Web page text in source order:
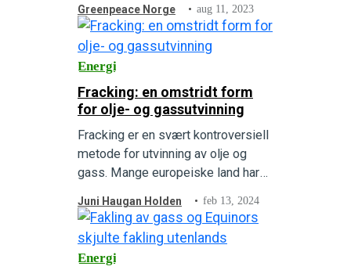
fossile brensler.
Greenpeace Norge aug 11, 2023
Energi
Fracking: en omstridt form
for olje- og gassutvinning
Fracking er en svært kontroversiell
metode for utvinning av olje og
gass. Mange europeiske land har
utallige negative konsekvenser for
miljø, klima, dyr og mennesker.
Juni Haugan Holden feb 13, 2024
Energi